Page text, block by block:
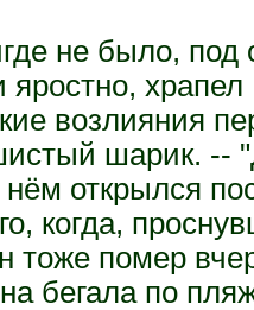
не было, под
яростно,
возлияния
шарик. --
открылся
когда,
тоже помер
бегала по